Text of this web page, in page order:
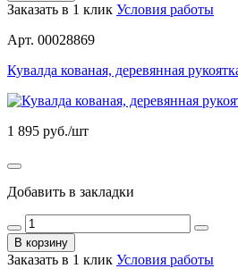
Заказать в 1 клик Условия работы
Арт. 00028869
Кувалда кованая, деревянная
1 895 руб./шт
Добавить в закладки
В корзину
Заказать в 1 клик Условия работы